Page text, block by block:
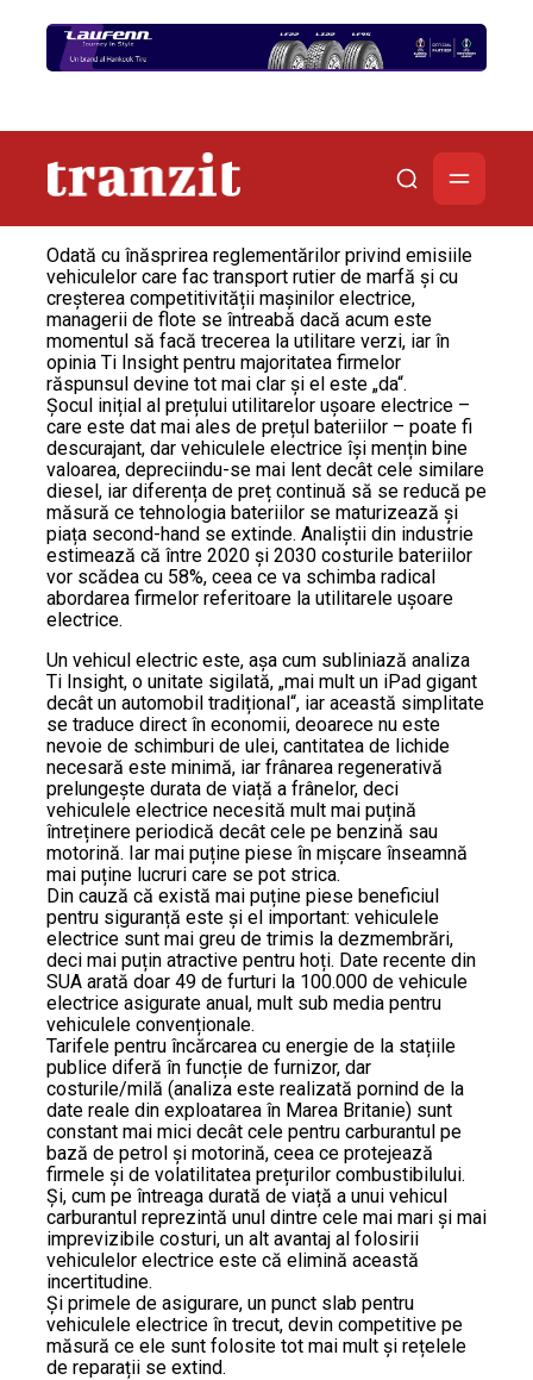
Odată cu înăsprirea reglementărilor privind emisiile
vehiculelor care fac transport rutier de marfă și cu
creșterea competitivității mașinilor electrice,
managerii de flote se întreabă dacă acum este
momentul să facă trecerea la utilitare verzi, iar în
opinia Ti Insight pentru majoritatea firmelor
răspunsul devine tot mai clar și el este „da“.
Șocul inițial al prețului utilitarelor ușoare electrice –
care este dat mai ales de prețul bateriilor – poate fi
descurajant, dar vehiculele electrice își mențin bine
valoarea, depreciindu-se mai lent decât cele similare
diesel, iar diferența de preț continuă să se reducă pe
măsură ce tehnologia bateriilor se maturizează și
piața second-hand se extinde. Analiștii din industrie
estimează că între 2020 și 2030 costurile bateriilor
vor scădea cu 58%, ceea ce va schimba radical
abordarea firmelor referitoare la utilitarele ușoare
electrice.
Un vehicul electric este, așa cum subliniază analiza
Ti Insight, o unitate sigilată, „mai mult un iPad gigant
decât un automobil tradițional“, iar această simplitate
se traduce direct în economii, deoarece nu este
nevoie de schimburi de ulei, cantitatea de lichide
necesară este minimă, iar frânarea regenerativă
prelungește durata de viață a frânelor, deci
vehiculele electrice necesită mult mai puțină
întreținere periodică decât cele pe benzină sau
motorină. Iar mai puține piese în mișcare înseamnă
mai puține lucruri care se pot strica.
Din cauză că există mai puține piese beneficiul
pentru siguranță este și el important: vehiculele
electrice sunt mai greu de trimis la dezmembrări,
deci mai puțin atractive pentru hoți. Date recente din
SUA arată doar 49 de furturi la 100.000 de vehicule
electrice asigurate anual, mult sub media pentru
vehiculele convenționale.
Tarifele pentru încărcarea cu energie de la stațiile
publice diferă în funcție de furnizor, dar
costurile/milă (analiza este realizată pornind de la
date reale din exploatarea în Marea Britanie) sunt
constant mai mici decât cele pentru carburantul pe
bază de petrol și motorină, ceea ce protejează
firmele și de volatilitatea prețurilor combustibilului.
Și, cum pe întreaga durată de viață a unui vehicul
carburantul reprezintă unul dintre cele mai mari și mai
imprevizibile costuri, un alt avantaj al folosirii
vehiculelor electrice este că elimină această
incertitudine.
Și primele de asigurare, un punct slab pentru
vehiculele electrice în trecut, devin competitive pe
măsură ce ele sunt folosite tot mai mult și rețelele
de reparații se extind.